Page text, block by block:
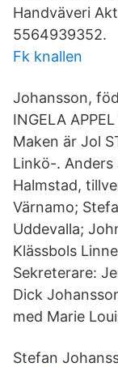
Handväveri
5564939352.
Fk knallen
Johansson,
INGELA
Maken är Jol
Linkö-.
Halmstad,
Värnamo;
Uddevalla;
Klässbols
Sekreterare:
Dick
med Marie
Stefan